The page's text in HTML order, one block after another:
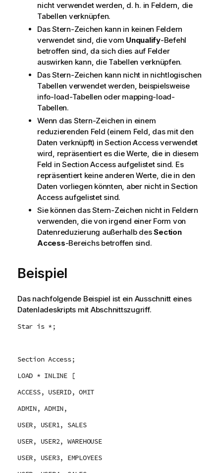
nicht verwendet werden, d. h. in Feldern, die
Tabellen verknüpfen.
Das Stern-Zeichen kann in keinen Feldern
verwendet sind, die vom Unqualify-Befehl
betroffen sind, da sich dies auf Felder
auswirken kann, die Tabellen verknüpfen.
Das Stern-Zeichen kann nicht in nichtlogischen
Tabellen verwendet werden, beispielsweise
info-load-Tabellen oder mapping-load-
Tabellen.
Wenn das Stern-Zeichen in einem
reduzierenden Feld (einem Feld, das mit den
Daten verknüpft) in Section Access verwendet
wird, repräsentiert es die Werte, die in diesem
Feld in Section Access aufgelistet sind. Es
repräsentiert keine anderen Werte, die in den
Daten vorliegen könnten, aber nicht in Section
Access aufgelistet sind.
Sie können das Stern-Zeichen nicht in Feldern
verwenden, die von irgend einer Form von
Datenreduzierung außerhalb desSection
Access-Bereichs betroffen sind.
Beispiel
Das nachfolgende Beispiel ist ein Ausschnitt eines
Datenladeskripts mit Abschnittszugriff.
Star is *;
Section Access;
LOAD * INLINE [
ACCESS, USERID, OMIT
ADMIN, ADMIN,
USER, USER1, SALES
USER, USER2, WAREHOUSE
USER, USER3, EMPLOYEES